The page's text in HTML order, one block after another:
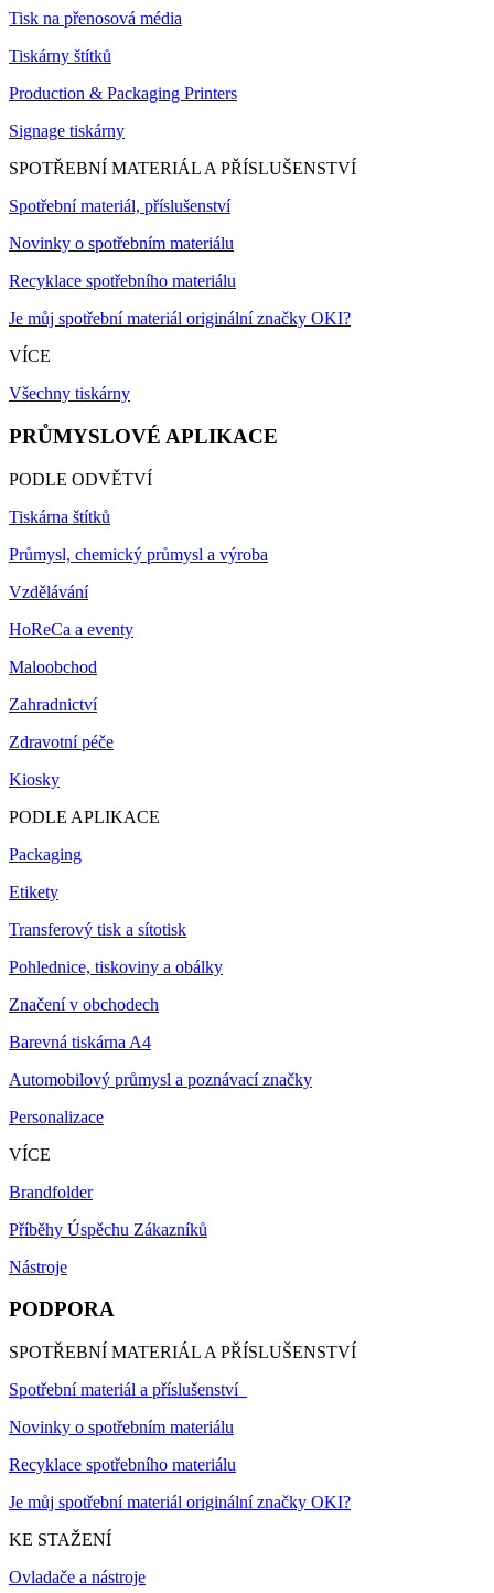
Tisk na přenosová média
Tiskárny štítků
Production & Packaging Printers
Signage tiskárny
SPOTŘEBNÍ MATERIÁL A PŘÍSLUŠENSTVÍ
Spotřební materiál, příslušenství
Novinky o spotřebním materiálu
Recyklace spotřebního materiálu
Je můj spotřební materiál originální značky OKI?
VÍCE
Všechny tiskárny
PRŮMYSLOVÉ APLIKACE
PODLE ODVĚTVÍ
Tiskárna štítků
Průmysl, chemický průmysl a výroba
Vzdělávání
HoReCa a eventy
Maloobchod
Zahradnictví
Zdravotní péče
Kiosky
PODLE APLIKACE
Packaging
Etikety
Transferový tisk a sítotisk
Pohlednice, tiskoviny a obálky
Značení v obchodech
Barevná tiskárna A4
Automobilový průmysl a poznávací značky
Personalizace
VÍCE
Brandfolder
Příběhy Úspěchu Zákazníků
Nástroje
PODPORA
SPOTŘEBNÍ MATERIÁL A PŘÍSLUŠENSTVÍ
Spotřební materiál a příslušenství
Novinky o spotřebním materiálu
Recyklace spotřebního materiálu
Je můj spotřební materiál originální značky OKI?
KE STAŽENÍ
Ovladače a nástroje